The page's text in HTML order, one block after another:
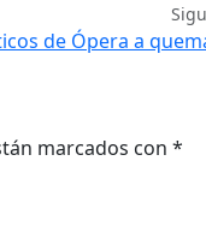
de Ópera a
marcados con *